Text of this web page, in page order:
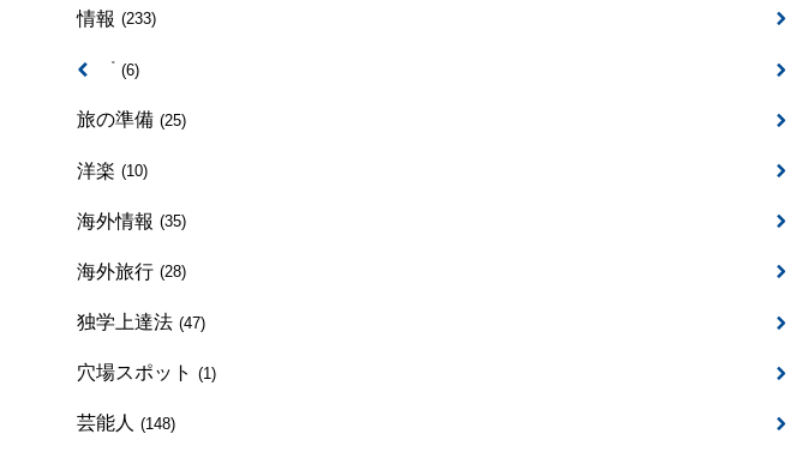
情報 (233)
方言 (6)
旅の準備 (25)
洋楽 (10)
海外情報 (35)
海外旅行 (28)
独学上達法 (47)
穴場スポット (1)
芸能人 (148)